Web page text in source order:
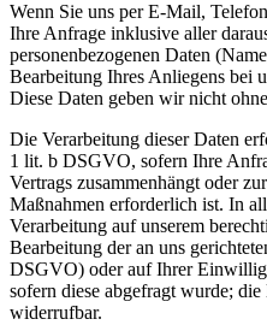
Wenn Sie uns per E-Mail,
Ihre Anfrage inklusive aller
personenbezogenen Daten
Bearbeitung Ihres Anliegens bei
Diese Daten geben wir nicht
Die Verarbeitung dieser Daten
1 lit. b DSGVO, sofern Ihre
Vertrags zusammenhängt oder
Maßnahmen erforderlich ist. In
Verarbeitung auf unserem
Bearbeitung der an uns
DSGVO) oder auf Ihrer
sofern diese abgefragt wurde;
widerrufbar.